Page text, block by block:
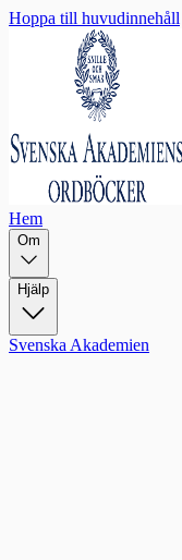
Hoppa till huvudinnehåll
Hem
Om
Hjälp
Svenska Akademien